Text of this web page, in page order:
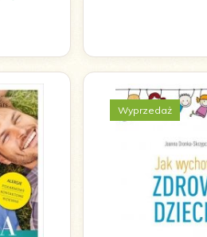
Wyprzedaż